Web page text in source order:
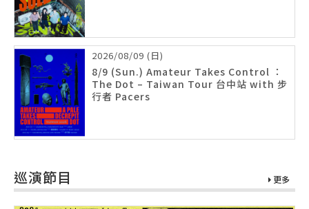
2026/08/09 (日)
8/9 (Sun.) Amateur Takes Control ：
The Dot – Taiwan Tour 台中站 with 步
行者 Pacers
巡演節目 更多